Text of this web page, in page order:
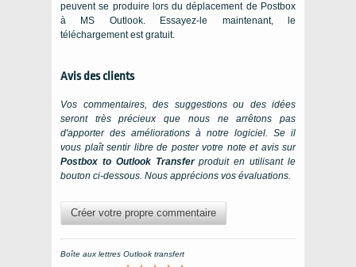
peuvent se produire lors du déplacement de Postbox
à MS Outlook. Essayez-le maintenant, le
téléchargement est gratuit.
Avis des clients
Vos commentaires, des suggestions ou des idées
seront très précieux que nous ne arrêtons pas
d'apporter des améliorations à notre logiciel. Se il
vous plaît sentir libre de poster votre note et avis sur
Postbox to Outlook Transferproduit en utilisant le
bouton ci-dessous. Nous apprécions vos évaluations.
Créer votre propre commentaire
Boîte aux lettres Outlook transfert